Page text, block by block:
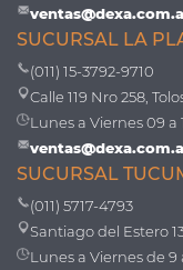
SUCURSAL LA
(011) 15-3792-9710
Calle 119 Nro 258,
Lunes a Viernes 09 a
SUCURSAL
(011) 5717-4793
Santiago del Estero
Lunes a Viernes de 9